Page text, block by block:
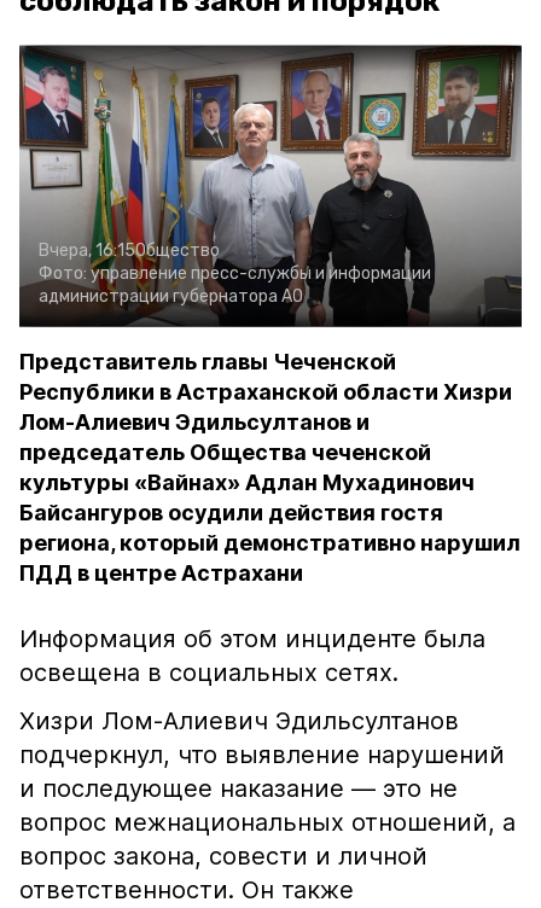
Вчера, 16:15Общество
Фото: управление пресс-службы и информации
администрации губернатора АО
Представитель главы Чеченской
Республики в Астраханской области Хизри
Лом-Алиевич Эдильсултанов и
председатель Общества чеченской
культуры «Вайнах» Адлан Мухадинович
Байсангуров осудили действия гостя
региона, который демонстративно нарушил
ПДД в центре Астрахани
Информация об этом инциденте была
освещена в социальных сетях.
Хизри Лом-Алиевич Эдильсултанов
подчеркнул, что выявление нарушений
и последующее наказание — это не
вопрос межнациональных отношений, а
вопрос закона, совести и личной
ответственности. Он также